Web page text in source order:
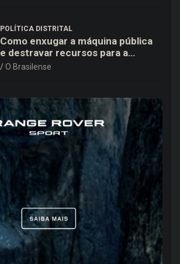
POLÍTICA DISTRITAL
Como enxugar a máquina pública
e destravar recursos para a
saúde e educação no DF
O Brasilense